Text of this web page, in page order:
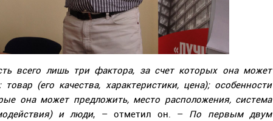
всего лишь три фактора, за счет которых она может
(его качества, характеристики, цена); особенности
она может предложить, место расположения, система
и люди, – отметил он. – По первым двум